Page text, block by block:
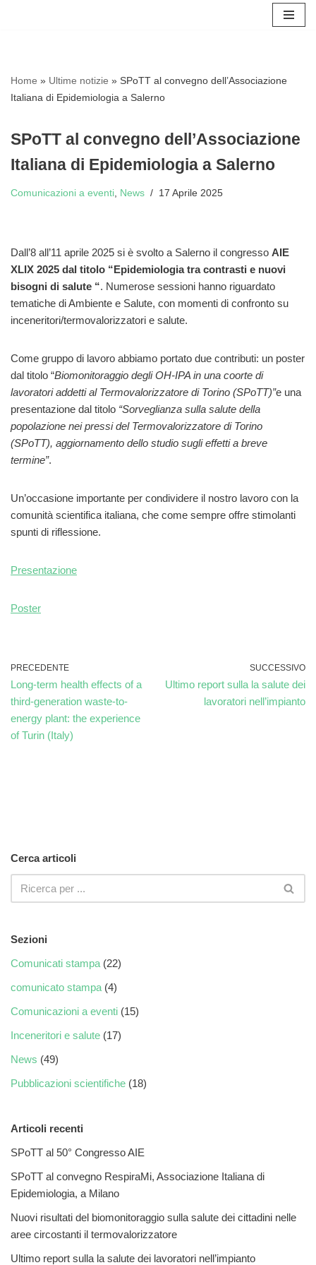
Home » Ultime notizie » SPoTT al convegno dell’Associazione
Italiana di Epidemiologia a Salerno
SPoTT al convegno dell’Associazione
Italiana di Epidemiologia a Salerno
Comunicazioni a eventi, News 17 Aprile 2025
Dall’8 all’11 aprile 2025 si è svolto a Salerno il congresso AIE
XLIX 2025 dal titolo “Epidemiologia tra contrasti e nuovi
bisogni di salute “. Numerose sessioni hanno riguardato
tematiche di Ambiente e Salute, con momenti di confronto su
inceneritori/termovalorizzatori e salute.
Come gruppo di lavoro abbiamo portato due contributi: un poster
dal titolo “Biomonitoraggio degli OH-IPA in una coorte di
lavoratori addetti al Termovalorizzatore di Torino (SPoTT)”e una
presentazione dal titolo “Sorveglianza sulla salute della
popolazione nei pressi del Termovalorizzatore di Torino
(SPoTT), aggiornamento dello studio sugli effetti a breve
termine”.
Un’occasione importante per condividere il nostro lavoro con la
comunità scientifica italiana, che come sempre offre stimolanti
spunti di riflessione.
Presentazione
Poster
PRECEDENTE
Long-term health effects of a
third-generation waste-to-
energy plant: the experience
of Turin (Italy)
SUCCESSIVO
Ultimo report sulla la salute dei
lavoratori nell’impianto
Cerca articoli
Sezioni
Comunicati stampa (22)
comunicato stampa (4)
Comunicazioni a eventi (15)
Inceneritori e salute (17)
News (49)
Pubblicazioni scientifiche (18)
Articoli recenti
SPoTT al 50° Congresso AIE
SPoTT al convegno RespiraMi, Associazione Italiana di
Epidemiologia, a Milano
Nuovi risultati del biomonitoraggio sulla salute dei cittadini nelle
aree circostanti il termovalorizzatore
Ultimo report sulla la salute dei lavoratori nell’impianto